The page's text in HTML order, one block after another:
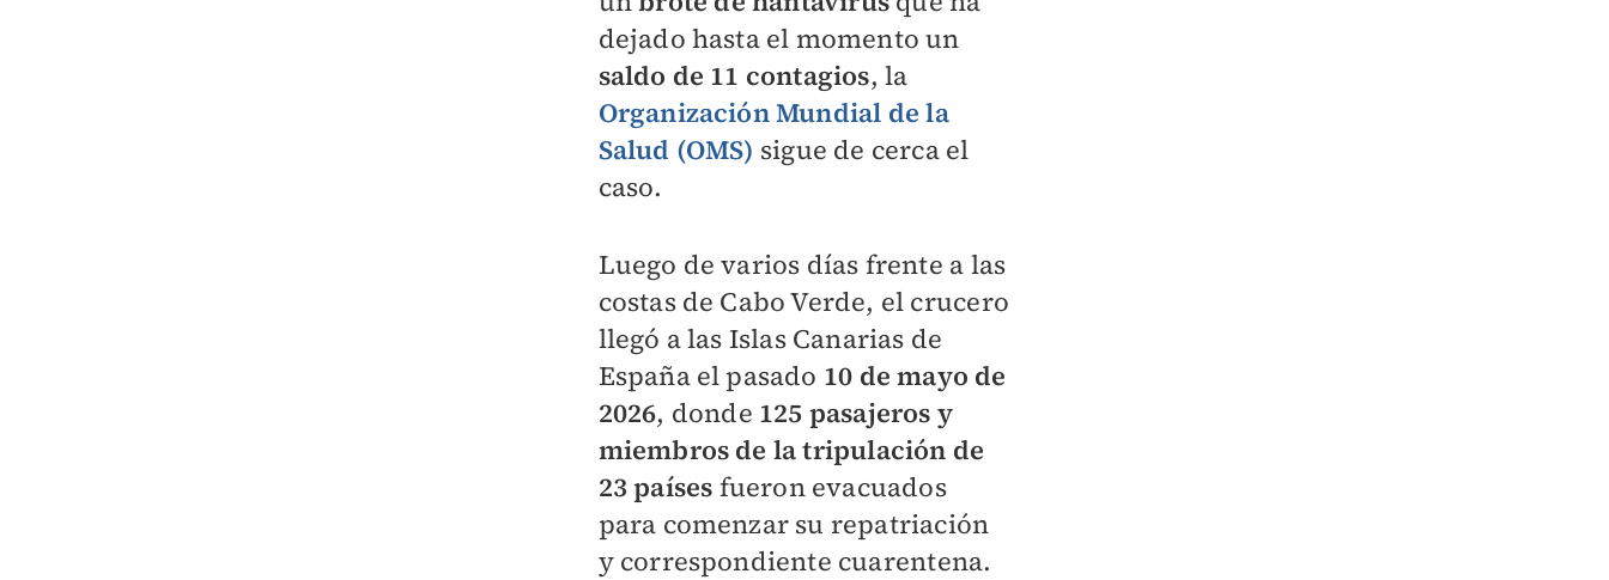
dejado hasta el momento un
saldo de 11 contagios, la
Organización Mundial de la
Salud (OMS) sigue de cerca el
caso.
Luego de varios días frente a las
costas de Cabo Verde, el crucero
llegó a las Islas Canarias de
España el pasado 10 de mayo de
2026, donde 125 pasajeros y
miembros de la tripulación de
23 países fueron evacuados
para comenzar su repatriación
y correspondiente cuarentena.